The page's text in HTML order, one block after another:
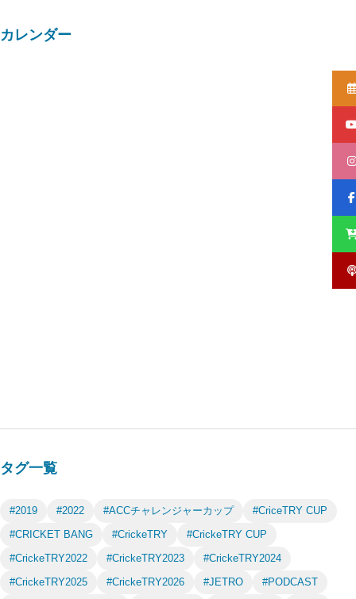
カレンダー
タグ一覧
#2019 #2022 #ACCチャレンジャーカップ
#CriceTRY CUP
#CRICKET BANG
#CrickeTRY
#CrickeTRY CUP
#CrickeTRY2022
#CrickeTRY2023
#CrickeTRY2024
#CrickeTRY2025
#CrickeTRY2026 #JETRO
#PODCAST